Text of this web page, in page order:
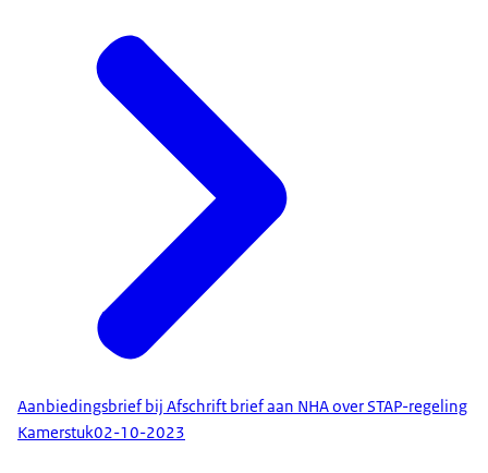
Aanbiedingsbrief bij Afschrift brief aan NHA over STAP-regeling
Kamerstuk02-10-2023